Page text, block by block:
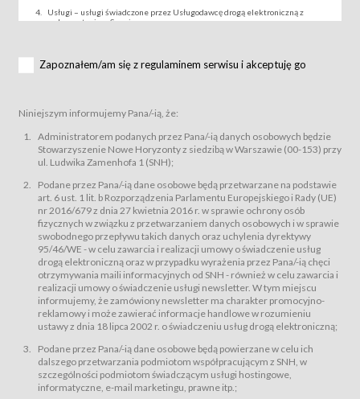
Usługi – usługi świadczone przez Usługodawcę drogą elektroniczną z
wykorzystaniem Serwisu;
za pośrednictwem Serwisu;
podmiotom z branży mediów i filmowej (Akredytacje);
Bilety – wybrane dokumenty potwierdzające zawarcie umowy z
Usługodawcą i uprawniające do wzięcia udziału w Wydarzeniu,
przewidziane przez Usługodawcę dla danego Wydarzenia, tj. uprawniające
do uczestnictwa w wielu albo w pojedynczych seansach filmowych,
Sklep – sklep internetowy prowadzony przez Usługodawcę w Serwisie;
Regulamin – niniejszy regulamin.
§ 2
Postanowienia ogólne
Regulamin określa zasady:
świadczenia Usługobiorcom Usług przez Usługodawcę, z
zastrzeżeniem usług, o których mowa w ust. 2 pkt. 4 i 5 poniżej, których
zasady świadczenia precyzują odrębne regulaminy,
przetwarzania przez Usługodawcę danych osobowych Usługobiorców
będących osobami fizycznymi.
świadczy Usługi drogą elektroniczną w rozumieniu ustawy z dnia 18 lipca
2002 r. o świadczeniu usług drogą elektroniczną (Dz.U. z 2002 r., Nr 144, poz.
1204, z późń. zm.). Usługi świadczone są nieodpłatnie.
usługę przeglądania i odczytywania przez Usługobiorców materiałów
zamieszczanych w Serwisie,
Zapoznałem/am się z regulaminem serwisu i akceptuję go
Niniejszym informujemy Pana/-ią, że:
Administratorem podanych przez Pana/-ią danych osobowych będzie
Stowarzyszenie Nowe Horyzonty z siedzibą w Warszawie (00-153) przy
ul. Ludwika Zamenhofa 1 (SNH);
Podane przez Pana/-ią dane osobowe będą przetwarzane na podstawie
art. 6 ust. 1 lit. b Rozporządzenia Parlamentu Europejskiego i Rady (UE)
nr 2016/679 z dnia 27 kwietnia 2016 r. w sprawie ochrony osób
fizycznych w związku z przetwarzaniem danych osobowych i w sprawie
swobodnego przepływu takich danych oraz uchylenia dyrektywy
95/46/WE - w celu zawarcia i realizacji umowy o świadczenie usług
drogą elektroniczną oraz w przypadku wyrażenia przez Pana/-ią chęci
otrzymywania maili informacyjnych od SNH - również w celu zawarcia i
realizacji umowy o świadczenie usługi newsletter. W tym miejscu
informujemy, że zamówiony newsletter ma charakter promocyjno-
reklamowy i może zawierać informacje handlowe w rozumieniu
ustawy z dnia 18 lipca 2002 r. o świadczeniu usług drogą elektroniczną;
Podane przez Pana/-ią dane osobowe będą powierzane w celu ich
dalszego przetwarzania podmiotom współpracującym z SNH, w
szczególności podmiotom świadczącym usługi hostingowe,
informatyczne, e-mail marketingu, prawne itp.;